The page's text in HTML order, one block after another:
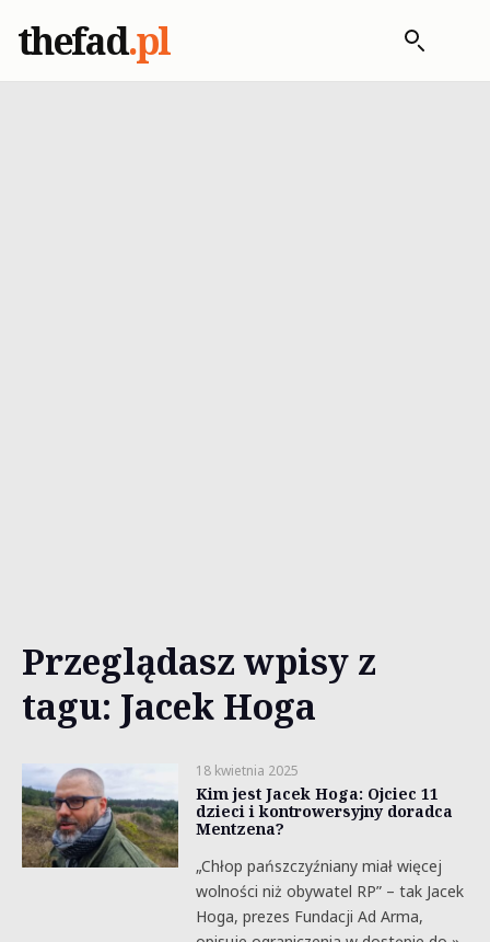
thefad.pl
Przeglądasz wpisy z
tagu: Jacek Hoga
18 kwietnia 2025
Kim jest Jacek Hoga: Ojciec 11
dzieci i kontrowersyjny doradca
Mentzena?
„Chłop pańszczyźniany miał więcej
wolności niż obywatel RP” – tak Jacek
Hoga, prezes Fundacji Ad Arma,